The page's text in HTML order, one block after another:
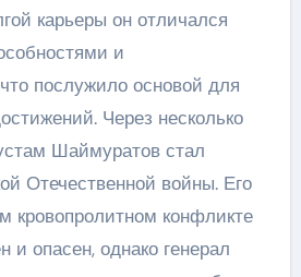
карьеры он отличался
и
послужило основой для
Через несколько
Шаймуратов стал
Отечественной войны. Его
кровопролитном конфликте
и опасен, однако генерал